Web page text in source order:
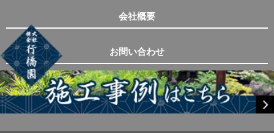
会社概要
お問い合わせ
Copyright © 株式会社行橋園 All Rights Reserved.